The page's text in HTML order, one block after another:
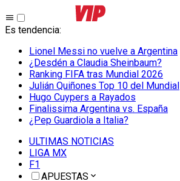
Es tendencia:
Lionel Messi no vuelve a Argentina
¿Desdén a Claudia Sheinbaum?
Ranking FIFA tras Mundial 2026
Julián Quiñones Top 10 del Mundial
Hugo Cuypers a Rayados
Finalissima Argentina vs. España
¿Pep Guardiola a Italia?
ULTIMAS NOTICIAS
LIGA MX
F1
APUESTAS